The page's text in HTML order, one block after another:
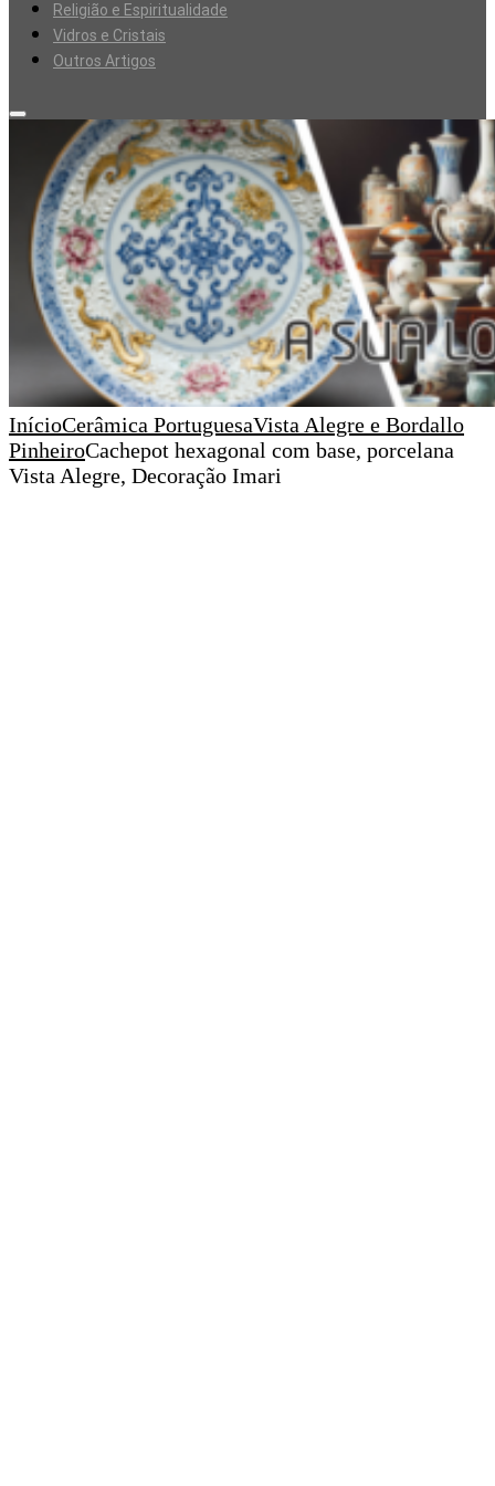
Religião e Espiritualidade
Vidros e Cristais
Outros Artigos
InícioCerâmica PortuguesaVista Alegre e Bordallo
PinheiroCachepot hexagonal com base, porcelana
Vista Alegre, Decoração Imari